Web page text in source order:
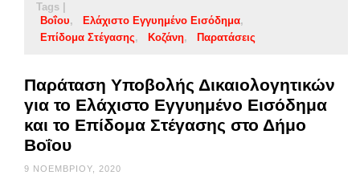
Tags |
Βοΐου
Ελάχιστο Εγγυημένο Εισόδημα
Επίδομα Στέγασης
Κοζάνη Παρατάσεις
Παράταση Υποβολής Δικαιολογητικών
για το Ελάχιστο Εγγυημένο Εισόδημα
και το Επίδομα Στέγασης στο Δήμο
Βοΐου
9 ΝΟΕΜΒΡΊΟΥ, 2020